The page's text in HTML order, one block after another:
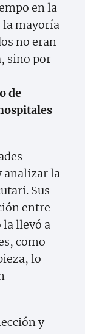
en la
la mayoría
no eran
sino por
de
analizar la
Sus
entre
llevó a
como
lo
y